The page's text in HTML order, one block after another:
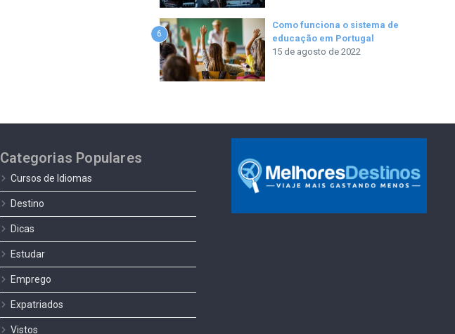
6
Como funciona o sistema de
educação em Portugal
15 de agosto de 2022
Categorias Populares
Cursos de Idiomas
Destino
Dicas
Estudar
Emprego
Expatriados
Vistos